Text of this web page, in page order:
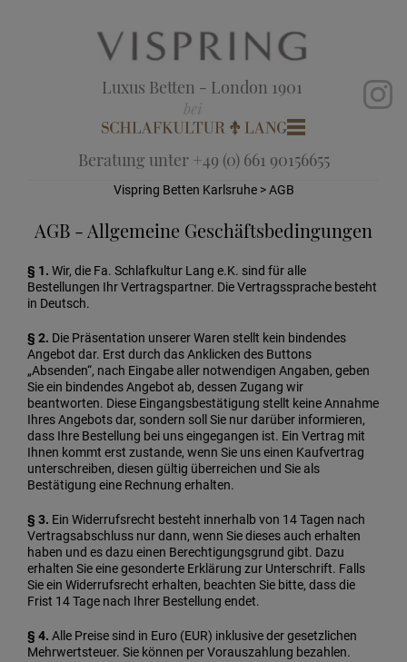
Luxus Betten - London 1901
Beratung unter +49 (0) 661 90156655
Vispring Betten Karlsruhe> AGB
AGB - Allgemeine Geschäftsbedingungen
§ 1. Wir, die Fa. Schlafkultur Lang e.K. sind für alle
Bestellungen Ihr Vertragspartner. Die Vertragssprache besteht
in Deutsch.
§ 2. Die Präsentation unserer Waren stellt kein bindendes
Angebot dar. Erst durch das Anklicken des Buttons
„Absenden“, nach Eingabe aller notwendigen Angaben, geben
Sie ein bindendes Angebot ab, dessen Zugang wir
beantworten. Diese Eingangsbestätigung stellt keine Annahme
Ihres Angebots dar, sondern soll Sie nur darüber informieren,
dass Ihre Bestellung bei uns eingegangen ist. Ein Vertrag mit
Ihnen kommt erst zustande, wenn Sie uns einen Kaufvertrag
unterschreiben, diesen gültig überreichen und Sie als
Bestätigung eine Rechnung erhalten.
§ 3. Ein Widerrufsrecht besteht innerhalb von 14 Tagen nach
Vertragsabschluss nur dann, wenn Sie dieses auch erhalten
haben und es dazu einen Berechtigungsgrund gibt. Dazu
erhalten Sie eine gesonderte Erklärung zur Unterschrift. Falls
Sie ein Widerrufsrecht erhalten, beachten Sie bitte, dass die
Frist 14 Tage nach Ihrer Bestellung endet.
§ 4. Alle Preise sind in Euro (EUR) inklusive der gesetzlichen
Mehrwertsteuer. Sie können per Vorauszahlung bezahlen.